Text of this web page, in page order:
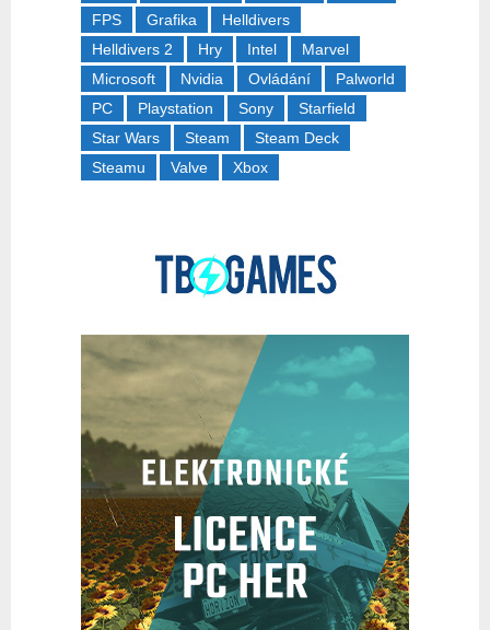
FPS
Grafika
Helldivers
Helldivers 2
Hry Intel
Marvel
Microsoft
Nvidia Ovládání
Palworld
PC
Playstation Sony
Starfield
Star Wars
Steam
Steam Deck
Steamu
Valve Xbox